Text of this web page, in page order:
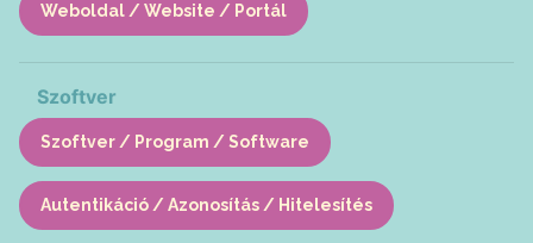
Weboldal / Website / Portál
Szoftver
Szoftver / Program / Software
Autentikáció / Azonosítás / Hitelesítés